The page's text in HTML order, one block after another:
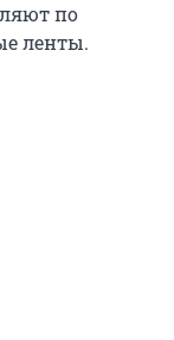
по
ленты.